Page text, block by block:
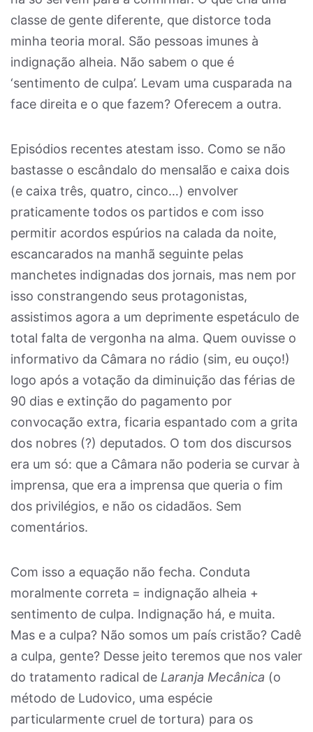
classe de gente diferente, que distorce toda
minha teoria moral. São pessoas imunes à
indignação alheia. Não sabem o que é
‘sentimento de culpa’. Levam uma cusparada na
face direita e o que fazem? Oferecem a outra.
Episódios recentes atestam isso. Como se não
bastasse o escândalo do mensalão e caixa dois
(e caixa três, quatro, cinco…) envolver
praticamente todos os partidos e com isso
permitir acordos espúrios na calada da noite,
escancarados na manhã seguinte pelas
manchetes indignadas dos jornais, mas nem por
isso constrangendo seus protagonistas,
assistimos agora a um deprimente espetáculo de
total falta de vergonha na alma. Quem ouvisse o
informativo da Câmara no rádio (sim, eu ouço!)
logo após a votação da diminuição das férias de
90 dias e extinção do pagamento por
convocação extra, ficaria espantado com a grita
dos nobres (?) deputados. O tom dos discursos
era um só: que a Câmara não poderia se curvar à
imprensa, que era a imprensa que queria o fim
dos privilégios, e não os cidadãos. Sem
comentários.
Com isso a equação não fecha. Conduta
moralmente correta = indignação alheia +
sentimento de culpa. Indignação há, e muita.
Mas e a culpa? Não somos um país cristão? Cadê
a culpa, gente? Desse jeito teremos que nos valer
do tratamento radical de Laranja Mecânica (o
método de Ludovico, uma espécie
particularmente cruel de tortura) para os